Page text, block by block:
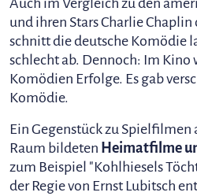
Auch im Vergleich zu den
und ihren Stars Charlie
schnitt die deutsche Komödie
schlecht ab. Dennoch: Im Kino
Komödien Erfolge. Es gab
Komödie.
Ein Gegenstück zu Spielfilmen
Raum bildeten Heimatfilme
zum Beispiel "Kohlhiesels
der Regie von Ernst Lubitsch